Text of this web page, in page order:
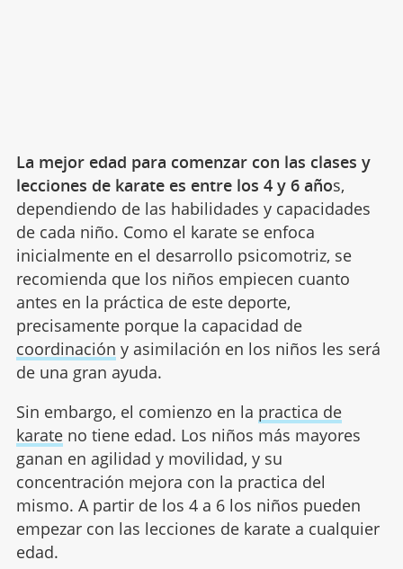
La mejor edad para comenzar con las clases y
lecciones de karate es entre los 4 y 6 años,
dependiendo de las habilidades y capacidades
de cada niño. Como el karate se enfoca
inicialmente en el desarrollo psicomotriz, se
recomienda que los niños empiecen cuanto
antes en la práctica de este deporte,
precisamente porque la capacidad de
coordinación y asimilación en los niños les será
de una gran ayuda.
Sin embargo, el comienzo en la practica de
karateno tiene edad. Los niños más mayores
ganan en agilidad y movilidad, y su
concentración mejora con la practica del
mismo. A partir de los 4 a 6 los niños pueden
empezar con las lecciones de karate a cualquier
edad.